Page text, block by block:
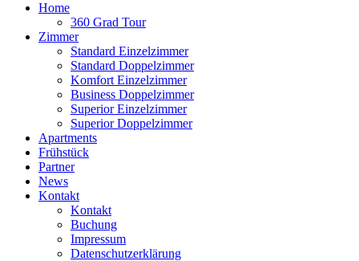
Home
360 Grad Tour
Zimmer
Standard Einzelzimmer
Standard Doppelzimmer
Komfort Einzelzimmer
Business Doppelzimmer
Superior Einzelzimmer
Superior Doppelzimmer
Apartments
Frühstück
Partner
News
Kontakt
Kontakt
Buchung
Impressum
Datenschutzerklärung